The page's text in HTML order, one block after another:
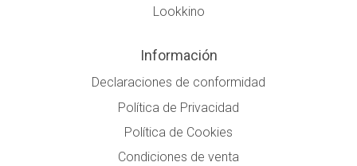
Lookkino
Información
Declaraciones de conformidad
Política de Privacidad
Política de Cookies
Condiciones de venta